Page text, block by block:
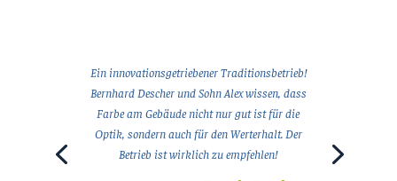
Ein innovationsgetriebener Traditionsbetrieb!
Bernhard Descher und Sohn Alex wissen, dass
Farbe am Gebäude nicht nur gut ist für die
Optik, sondern auch für den Werterhalt. Der
Betrieb ist wirklich zu empfehlen!